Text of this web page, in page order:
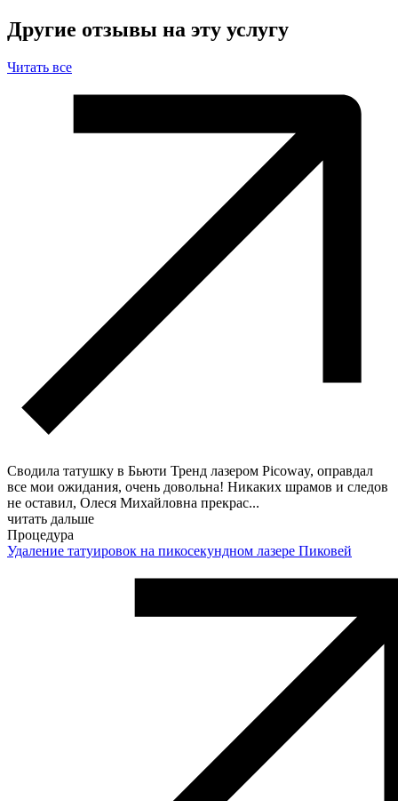
Другие отзывы на эту услугу
Читать все
Сводила татушку в Бьюти Тренд лазером Picoway, оправдал
все мои ожидания, очень довольна! Никаких шрамов и следов
не оставил, Олеся Михайловна прекрас...
читать дальше
Процедура
Удаление татуировок на пикосекундном лазере Пиковей